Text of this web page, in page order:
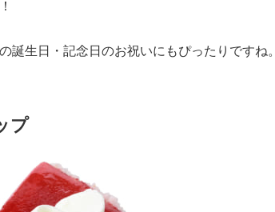
誕生日・記念日のお祝いにもぴったりですね。
プ